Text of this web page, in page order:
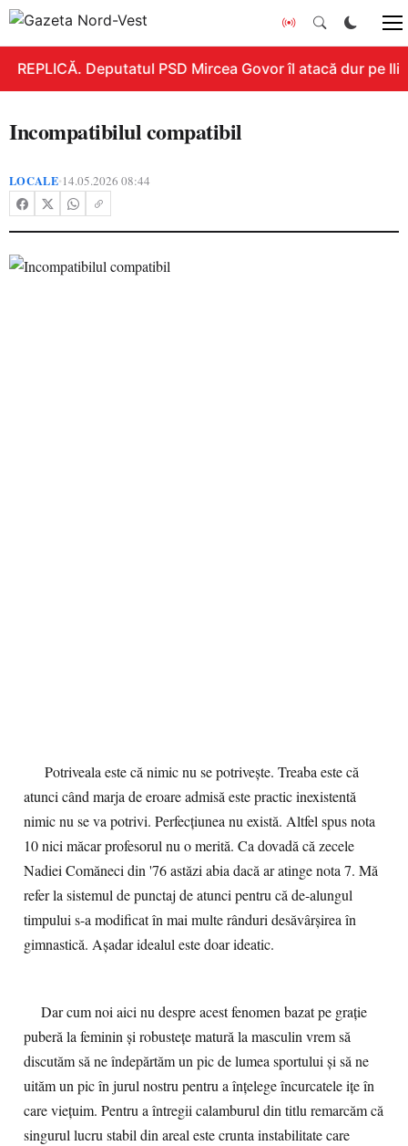
REPLICĂ. Deputatul PSD Mircea Govor îl atacă dur pe
Incompatibilul compatibil
LOCALE•14.05.2026 08:44
Potriveala este că nimic nu se potrivește. Treaba este că
atunci când marja de eroare admisă este practic inexistentă
nimic nu se va potrivi. Perfecțiunea nu există. Altfel spus nota
10 nici măcar profesorul nu o merită. Ca dovadă că zecele
Nadiei Comăneci din '76 astăzi abia dacă ar atinge nota 7. Mă
refer la sistemul de punctaj de atunci pentru că de-alungul
timpului s-a modificat în mai multe rânduri desăvârșirea în
gimnastică. Așadar idealul este doar ideatic.
Dar cum noi aici nu despre acest fenomen bazat pe grație
puberă la feminin și robustețe matură la masculin vrem să
discutăm să ne îndepărtăm un pic de lumea sportului și să ne
uităm un pic în jurul nostru pentru a înțelege încurcatele ițe în
care viețuim. Pentru a întregii calamburul din titlu remarcăm că
singurul lucru stabil din areal este crunta instabilitate care